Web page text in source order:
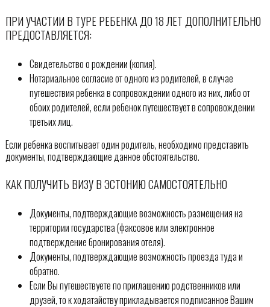
ПРИ УЧАСТИИ В ТУРЕ РЕБЕНКА ДО 18 ЛЕТ ДОПОЛНИТЕЛЬНО
ПРЕДОСТАВЛЯЕТСЯ:
Свидетельство о рождении (копия).
Нотариальное согласие от одного из родителей, в случае
путешествия ребенка в сопровождении одного из них, либо от
обоих родителей, если ребенок путешествует в сопровождении
третьих лиц.
Если ребенка воспитывает один родитель, необходимо представить
документы, подтверждающие данное обстоятельство.
КАК ПОЛУЧИТЬ ВИЗУ В ЭСТОНИЮ САМОСТОЯТЕЛЬНО
Документы, подтверждающие возможность размещения на
территории государства (факсовое или электронное
подтверждение бронирования отеля).
Документы, подтверждающие возможность проезда туда и
обратно.
Если Вы путешествуете по приглашению родственников или
друзей, то к ходатайству прикладывается подписанное Вашим